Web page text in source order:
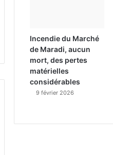
Incendie du Marché
de Maradi, aucun
mort, des pertes
matérielles
considérables
9 février 2026